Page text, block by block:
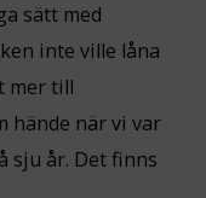
sätt med
inte ville låna
mer till
hände när vi var
sju år. Det finns